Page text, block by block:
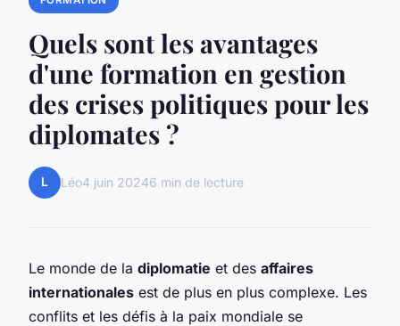
Quels sont les avantages
d'une formation en gestion
des crises politiques pour les
diplomates ?
L Léo4 juin 20246 min de lecture
Le monde de la diplomatie et des affaires
internationales est de plus en plus complexe. Les
conflits et les défis à la paix mondiale se